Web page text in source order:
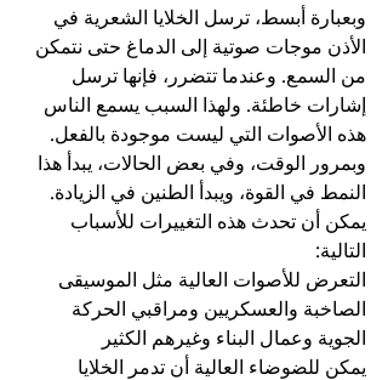
وبعبارة أبسط، ترسل الخلايا الشعرية في
الأذن موجات صوتية إلى الدماغ حتى نتمكن
من السمع. وعندما تتضرر، فإنها ترسل
إشارات خاطئة. ولهذا السبب يسمع الناس
هذه الأصوات التي ليست موجودة بالفعل.
وبمرور الوقت، وفي بعض الحالات، يبدأ هذا
النمط في القوة، ويبدأ الطنين في الزيادة.
يمكن أن تحدث هذه التغييرات للأسباب
التالية:
التعرض للأصوات العالية مثل الموسيقى
الصاخبة والعسكريين ومراقبي الحركة
الجوية وعمال البناء وغيرهم الكثير
يمكن للضوضاء العالية أن تدمر الخلايا